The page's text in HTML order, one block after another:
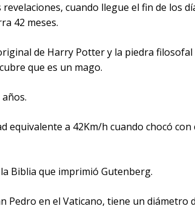
cuando llegue el fin de los
42 meses.
de Harry Potter y la piedra filosofal
que es un mago.
equivalente a 42Km/h cuando chocó
Biblia que imprimió Gutenberg.
Pedro en el Vaticano, tiene un diámetro